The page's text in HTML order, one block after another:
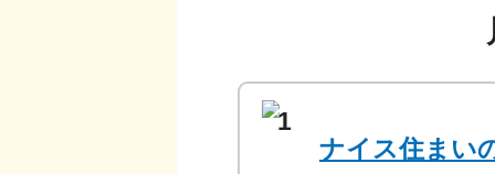
1
ナイス住まい